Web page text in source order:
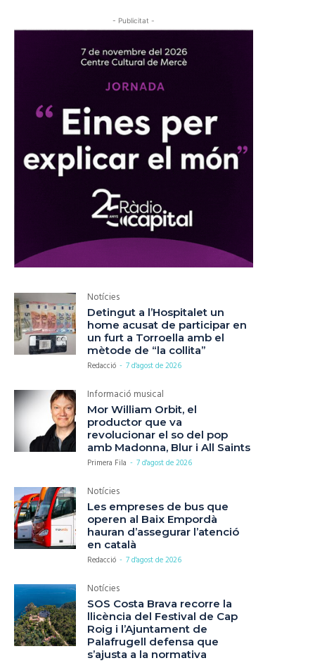
- Publicitat -
Notícies
Detingut a l’Hospitalet un
home acusat de participar en
un furt a Torroella amb el
mètode de “la collita”
Redacció - 7 d'agost de 2026
Informació musical
Mor William Orbit, el
productor que va
revolucionar el so del pop
amb Madonna, Blur i All Saints
Primera Fila - 7 d'agost de 2026
Notícies
Les empreses de bus que
operen al Baix Empordà
hauran d’assegurar l’atenció
en català
Redacció - 7 d'agost de 2026
Notícies
SOS Costa Brava recorre la
llicència del Festival de Cap
Roig i l’Ajuntament de
Palafrugell defensa que
s’ajusta a la normativa